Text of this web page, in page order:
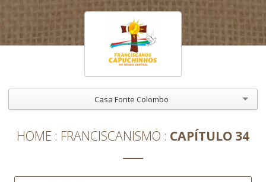
Casa Fonte Colombo
HOME FRANCISCANISMO CAPÍTULO 34